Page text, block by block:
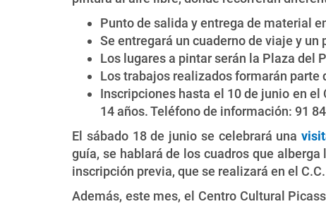
Punto de salida y entrega de material
Se entregará un cuaderno de viaje y
Los lugares a pintar serán la Plaza del
Los trabajos realizados formarán parte
Inscripciones hasta el 10 de junio en
14 años. Teléfono de información: 91
El sábado 18 de junio se celebrará una
guía, se hablará de los cuadros que
inscripción previa, que se realizará en el
Además, este mes, el Centro Cultural